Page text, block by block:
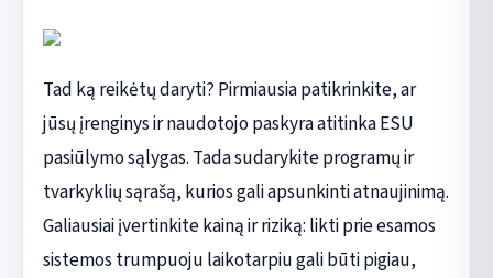
Tad ką reikėtų daryti? Pirmiausia patikrinkite, ar
jūsų įrenginys ir naudotojo paskyra atitinka ESU
pasiūlymo sąlygas. Tada sudarykite programų ir
tvarkyklių sąrašą, kurios gali apsunkinti atnaujinimą.
Galiausiai įvertinkite kainą ir riziką: likti prie esamos
sistemos trumpuoju laikotarpiu gali būti pigiau,